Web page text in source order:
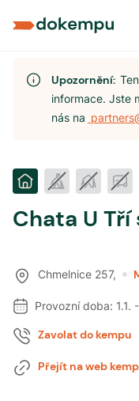
Upozornění:
informace. Jste
nás na
Chata U
Chmelnice 257,
Provozní doba: 1.1. -
Zavolat do kempu
Přejít na web